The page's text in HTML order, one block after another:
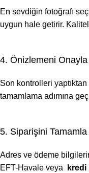
En sevdiğin fotoğrafı
uygun hale getirir.
4. Önizlemeni Onayla
Son kontrolleri
tamamlama adımına
5. Siparişini Tamamla
Adres ve ödeme
EFT-Havale veya
kredi